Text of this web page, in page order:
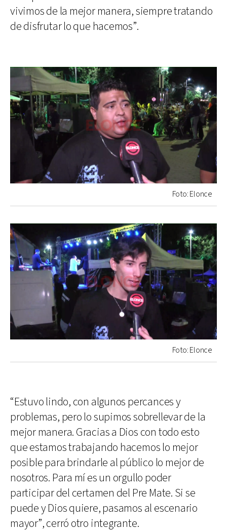
vivimos de la mejor manera, siempre tratando
de disfrutar lo que hacemos”.
Foto: Elonce
Foto: Elonce
“Estuvo lindo, con algunos percances y
problemas, pero lo supimos sobrellevar de la
mejor manera. Gracias a Dios con todo esto
que estamos trabajando hacemos lo mejor
posible para brindarle al público lo mejor de
nosotros. Para mí es un orgullo poder
participar del certamen del Pre Mate. Si se
puede y Dios quiere, pasamos al escenario
mayor”, cerró otro integrante.